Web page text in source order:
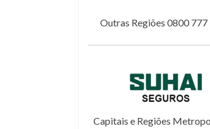
Outras Regiões 0800
Capitais e Regiões